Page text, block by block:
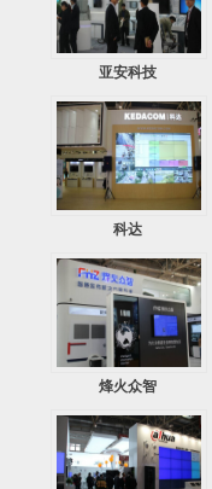
亚安科技
科达
烽火众智